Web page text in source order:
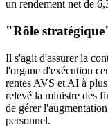
un rendement net de
"Rôle
Il s'agit d'assurer la
l'organe d'exécution
rentes AVS et AI à
relevé la ministre des
de gérer
personnel.